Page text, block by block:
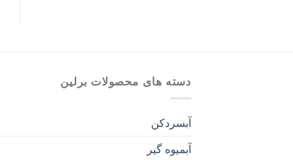
دسته های محصولات برلین
آبسردکن
آبمیوه گیر